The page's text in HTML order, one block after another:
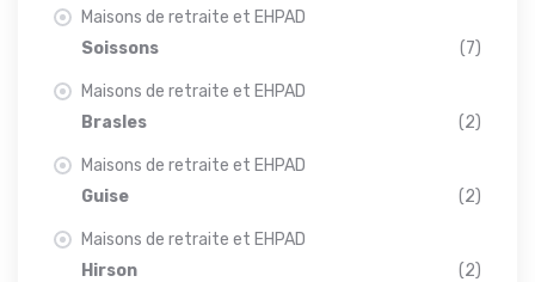
Maisons de retraite et EHPAD
Soissons
(7)
Maisons de retraite et EHPAD
Brasles
(2)
Maisons de retraite et EHPAD
Guise
(2)
Maisons de retraite et EHPAD
Hirson
(2)